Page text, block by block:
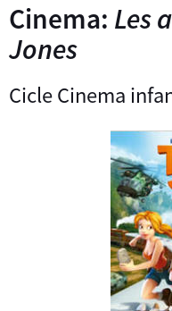
Cinema: Les
Jones
Cicle Cinema